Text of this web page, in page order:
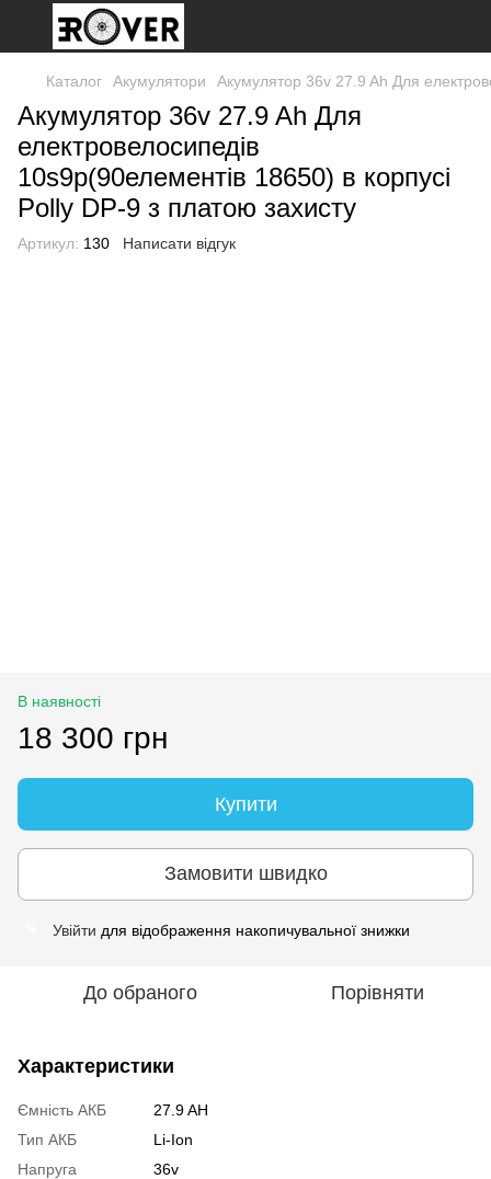
Каталог Акумулятори Акумулятор 36v 27.9 Ah Для
Акумулятор 36v 27.9 Ah Для
електровелосипедів
10s9p(90елементів 18650) в корпусі
Polly DP-9 з платою захисту
Артикул: 130 Написати відгук
В наявності
18 300 грн
Купити
Замовити швидко
Увійти для відображення накопичувальної знижки
До обраного Порівняти
Характеристики
Ємність АКБ
27.9 AH
Тип АКБ
Li-Ion
Напруга
36v